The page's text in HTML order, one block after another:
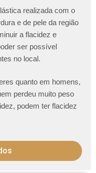
realizada com o
e de pele da região
a flacidez e
ser possível
no local.
quanto em homens,
perdeu muito peso
podem ter flacidez